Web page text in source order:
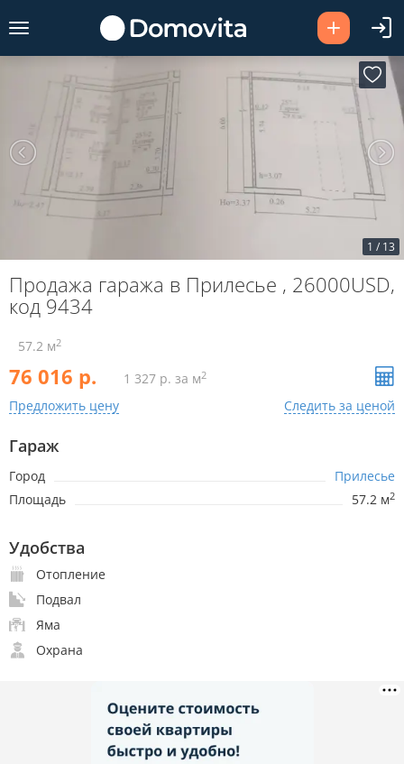
1 / 13
Продажа гаража в Прилесье , 26000USD,
код 9434
57.2 м2
76 016 р. 1 327 р. за м2
Предложить цену Следить за ценой
Гараж
Город
Прилесье
Площадь
57.2 м2
Удобства
Отопление
Подвал
Яма
Охрана